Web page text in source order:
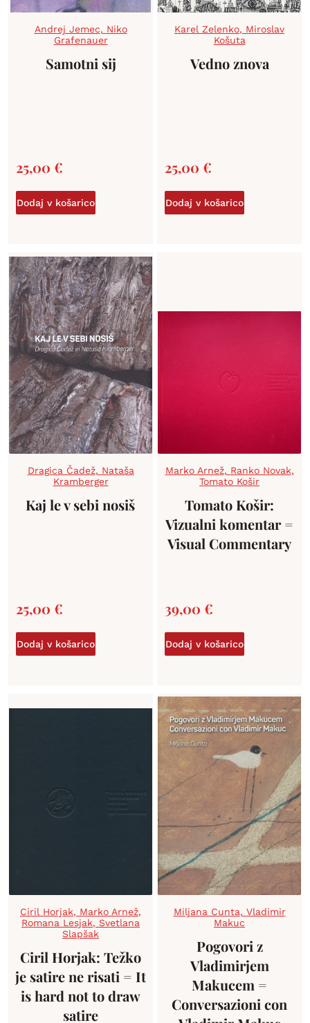
Andrej Jemec, Niko
Grafenauer
Samotni sij
25,00 €
Dodaj v košarico
Karel Zelenko, Miroslav
Košuta
Vedno znova
25,00 €
Dodaj v košarico
Dragica Čadež, Nataša
Kramberger
Kaj le v sebi nosiš
25,00 €
Dodaj v košarico
Marko Arnež, Ranko Novak,
Tomato Košir
Tomato Košir:
Vizualni komentar =
Visual Commentary
39,00 €
Dodaj v košarico
Ciril Horjak, Marko Arnež,
Romana Lesjak, Svetlana
Slapšak
Ciril Horjak: Težko
je satire ne risati = It
is hard not to draw
satire
Miljana Cunta, Vladimir
Makuc
Pogovori z
Vladimirjem
Makucem =
Conversazioni con